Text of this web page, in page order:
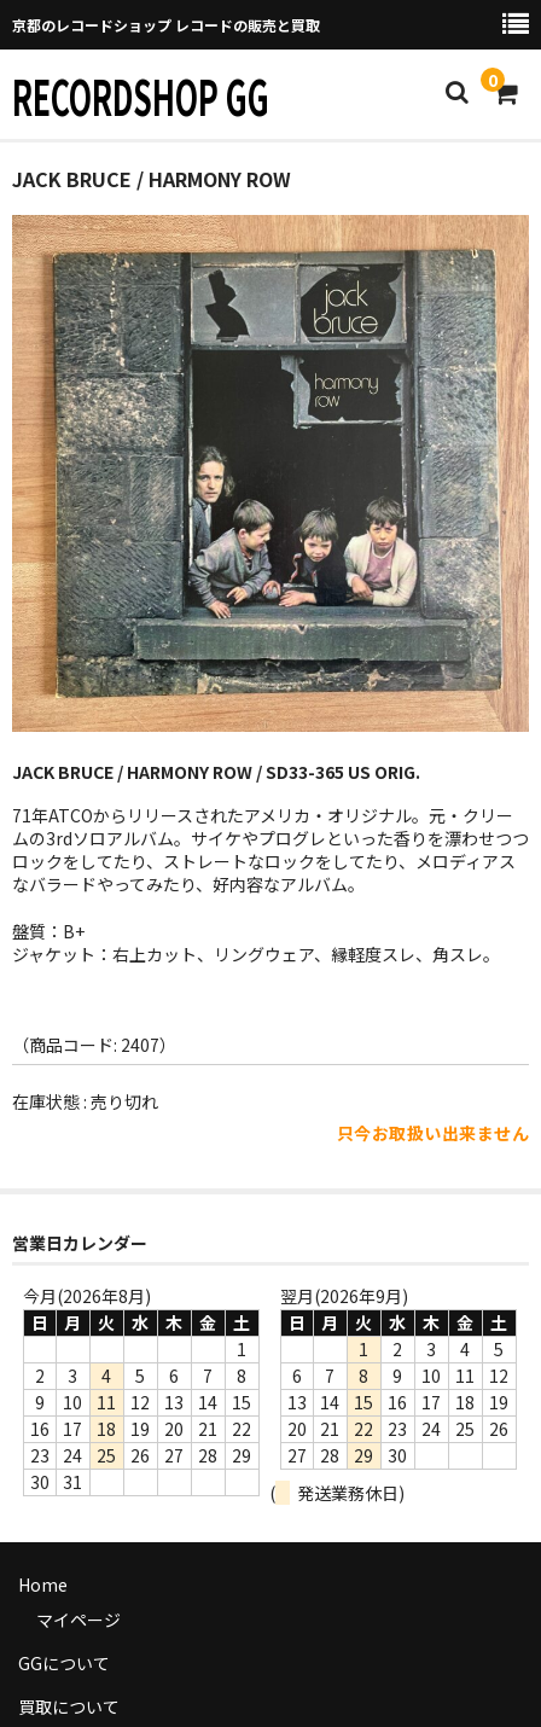
京都のレコードショップ レコードの販売と買取
RECORDSHOP GG 0
Home
マイページ
GGについて
買取について
取り置きなどについて
Categories
New Arrivals
新譜
GG RECORD （当店のレーベル）
全商品
JAZZ-US
BLUE NOTE
JAZZ-EU
JAZZ-JP
JAZZ-VOCAL
J-POP
FOLK,SSW
レア盤（1万円以上）
Webのみ no.1
Webのみ no.2
Webのみ no.3
Webのみ no.4
売り切れ
Help
送料
お支払い方法
JACK BRUCE / HARMONY ROW
JACK BRUCE / HARMONY ROW / SD33-365 US ORIG.
71年ATCOからリリースされたアメリカ・オリジナル。元・クリー
ムの3rdソロアルバム。サイケやプログレといった香りを漂わせつつ
ロックをしてたり、ストレートなロックをしてたり、メロディアス
なバラードやってみたり、好内容なアルバム。
盤質：B+
ジャケット：右上カット、リングウェア、縁軽度スレ、角スレ。
（商品コード: 2407）
在庫状態 : 売り切れ
只今お取扱い出来ません
営業日カレンダー
今月(2026年8月)
日
月 火 水 木 金
土
1
2
3 4 5 6 7
8
9
10 11 12 13 14
15
16
17 18 19 20 21
22
23
24 25 26 27 28
29
30
31
翌月(2026年9月)
日
月 火 水 木 金
土
1
2 3 4
5
6
7 8 9 10 11
12
13
14 15 16 17 18
19
20
21 22 23 24 25
26
27
28 29
30
(
発送業務休日)
Home
マイページ
GGについて
買取について